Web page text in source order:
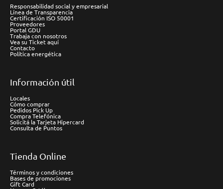
Responsabilidad social y empresarial
Línea de Transparencia
Certificación ISO 50001
Proveedores
Portal GDU
Trabaja con nosotros
Vea su Ticket aquí
Contacto
Política energética
Información útil
Locales
Cómo comprar
Pedidos Pick Up
Compra Telefónica
Solicitá la Tarjeta Hipercard
Consulta de Puntos
Tienda Online
Términos y condiciones
Bases de promociones
Gift Card